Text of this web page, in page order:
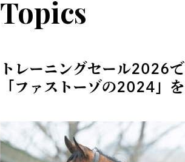
Topics
トレーニングセール2026で
「ファストーゾの2024」